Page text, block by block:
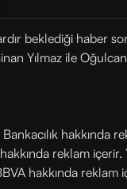
beklediği haber
Yılmaz ile
hakkında
reklam
hakkında reklam